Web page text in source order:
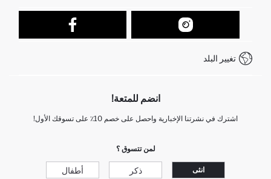
تتبع الشحنة
كيف يمكنك التسوق في ديفاكتو ؟
كيف تدفع في ديفاكتو؟
نموذج الاتصال
+212 525 076 633 خدمة العملاء
تغيير البلد
انضم للمتعة!
اشترك في نشرتنا الإخبارية واحصل على خصم 10٪ على تسوقك الأول!
لمن تتسوق ؟
انثى ذكر أطفال